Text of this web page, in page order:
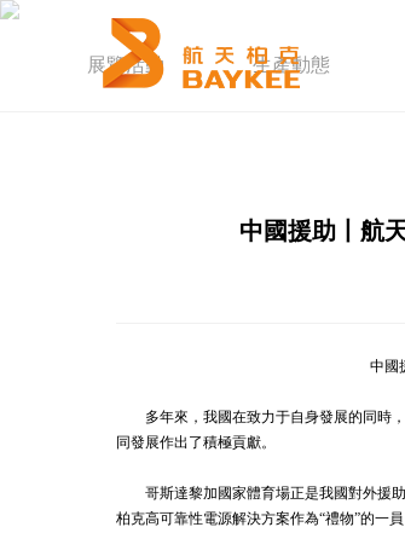
網站首頁
關于我們
聯系我們
展覽活動 生產動態
中國援助丨航
中國
多年來，我國在致力于自身發展的同時
同發展作出了積極貢獻。
哥斯達黎加國家體育場正是我國對外援
柏克高可靠性電源解決方案作為“禮物”的一